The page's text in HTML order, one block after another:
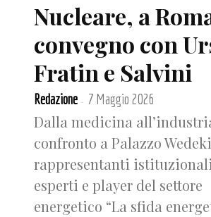
Nucleare, a
convegno con
Fratin e Salvini
Redazione - 7 Maggio 2026
Dalla medicina
confronto a Palazzo
rappresentanti
esperti e player del settore
energetico “La sfida